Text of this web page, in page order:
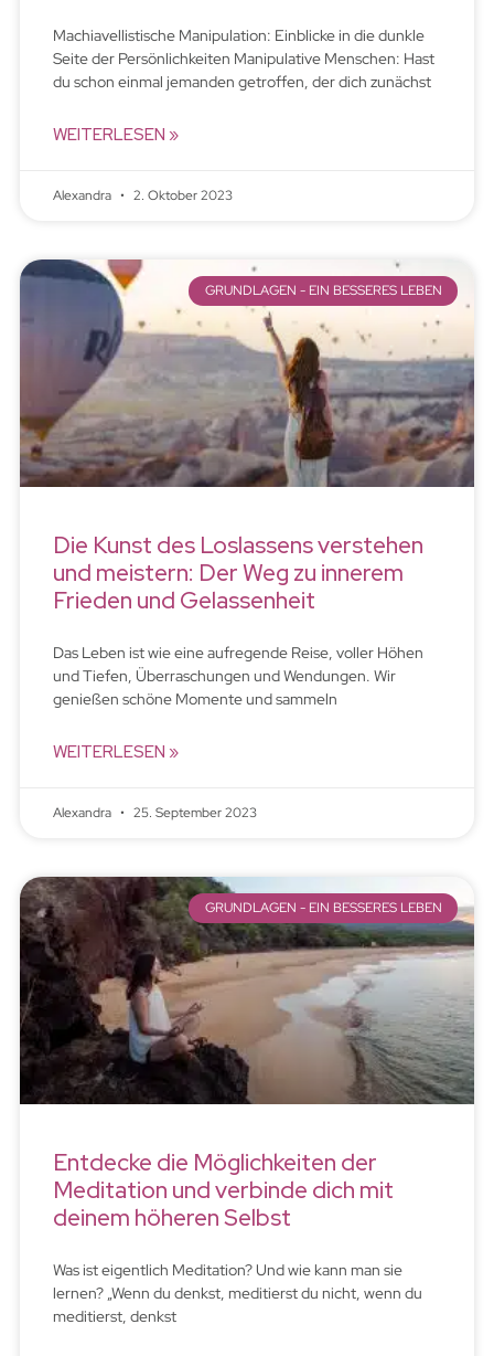
Machiavellistische Manipulation: Einblicke in die dunkle
Seite der Persönlichkeiten Manipulative Menschen: Hast
du schon einmal jemanden getroffen, der dich zunächst
WEITERLESEN »
Alexandra 2. Oktober 2023
GRUNDLAGEN - EIN BESSERES LEBEN
Die Kunst des Loslassens verstehen
und meistern: Der Weg zu innerem
Frieden und Gelassenheit
Das Leben ist wie eine aufregende Reise, voller Höhen
und Tiefen, Überraschungen und Wendungen. Wir
genießen schöne Momente und sammeln
WEITERLESEN »
Alexandra 25. September 2023
GRUNDLAGEN - EIN BESSERES LEBEN
Entdecke die Möglichkeiten der
Meditation und verbinde dich mit
deinem höheren Selbst
Was ist eigentlich Meditation? Und wie kann man sie
lernen? „Wenn du denkst, meditierst du nicht, wenn du
meditierst, denkst